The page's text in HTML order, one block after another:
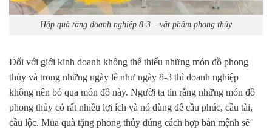
Hộp quà tặng doanh nghiệp 8-3 – vật phẩm phong thủy
Đối với giới kinh doanh không thể thiếu những món đồ phong
thủy và trong những ngày lễ như ngày 8-3 thì doanh nghiệp
không nên bỏ qua món đồ này. Người ta tin rằng những món đồ
phong thủy có rất nhiều lợi ích và nó dùng để cầu phúc, cầu tài,
cầu lộc. Mua quà tặng phong thủy đúng cách hợp bản mệnh sẽ